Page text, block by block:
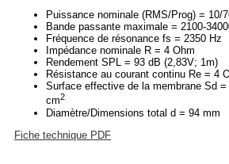
Puissance nominale (RMS/Prog) = 10/
Bande passante maximale = 2100-
Fréquence de résonance fs = 2350 Hz
Impédance nominale R = 4 Ohm
Rendement SPL = 93 dB (2,83V; 1m)
Résistance au courant continu Re = 4
Surface effective de la membrane Sd =
cm2
Diamètre/Dimensions total d = 94 mm
Fiche technique PDF